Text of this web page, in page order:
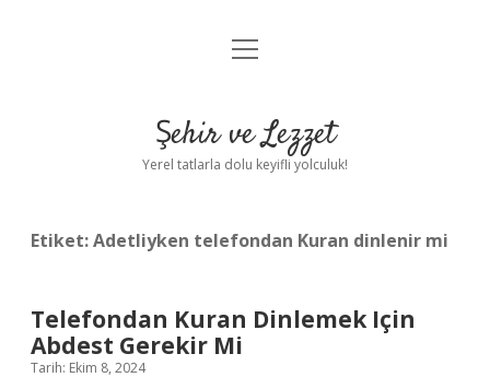
Anasayfa
Yasal Uyarı
menüyü
Şehir ve Lezzet
Yerel tatlarla dolu keyifli yolculuk!
Etiket:Adetliyken telefondan Kuran dinlenir mi
Telefondan Kuran Dinlemek Için
Abdest Gerekir Mi
Tarih: Ekim 8, 2024